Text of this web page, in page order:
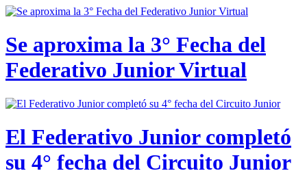
Se aproxima la 3° Fecha del
Federativo Junior Virtual
El Federativo Junior completó
su 4° fecha del Circuito Junior